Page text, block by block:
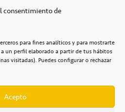
consentimiento de
para fines analíticos y para mostrarte
un perfil elaborado a partir de tus hábitos
visitadas). Puedes configurar o rechazar
Acepto
/ 38108 – La Laguna